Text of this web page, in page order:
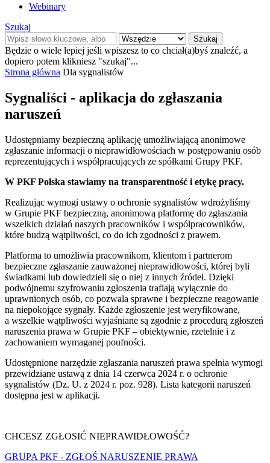
Webinary
Szukaj
Szukaj
Będzie o wiele lepiej jeśli wpiszesz to co chciał(a)byś znaleźć, a
dopiero potem klikniesz "szukaj"...
Strona główna Dla sygnalistów
Sygnaliści - aplikacja do zgłaszania
naruszeń
Udostępniamy bezpieczną aplikację umożliwiającą anonimowe
zgłaszanie informacji o nieprawidłowościach w postępowaniu osób
reprezentujących i współpracujących ze spółkami Grupy PKF.
W PKF Polska stawiamy na transparentność i etykę pracy.
Realizując wymogi ustawy o ochronie sygnalistów wdrożyliśmy
w Grupie PKF bezpieczną, anonimową platformę do zgłaszania
wszelkich działań naszych pracowników i współpracowników,
które budzą wątpliwości, co do ich zgodności z prawem.
Platforma to umożliwia pracownikom, klientom i partnerom
bezpieczne zgłaszanie zauważonej nieprawidłowości, której byli
świadkami lub dowiedzieli się o niej z innych źródeł. Dzięki
podwójnemu szyfrowaniu zgłoszenia trafiają wyłącznie do
uprawnionych osób, co pozwala sprawne i bezpieczne reagowanie
na niepokojące sygnały. Każde zgłoszenie jest weryfikowane,
a wszelkie wątpliwości wyjaśniane są zgodnie z procedurą zgłoszeń
naruszenia prawa w Grupie PKF – obiektywnie, rzetelnie i z
zachowaniem wymaganej poufności.
Udostępnione narzędzie zgłaszania naruszeń prawa spełnia wymogi
przewidziane ustawą z dnia 14 czerwca 2024 r. o ochronie
sygnalistów (Dz. U. z 2024 r. poz. 928). Lista kategorii naruszeń
dostępna jest w aplikacji.
CHCESZ ZGŁOSIĆ NIEPRAWIDŁOWOŚĆ?
GRUPA PKF - ZGŁOŚ NARUSZENIE PRAWA